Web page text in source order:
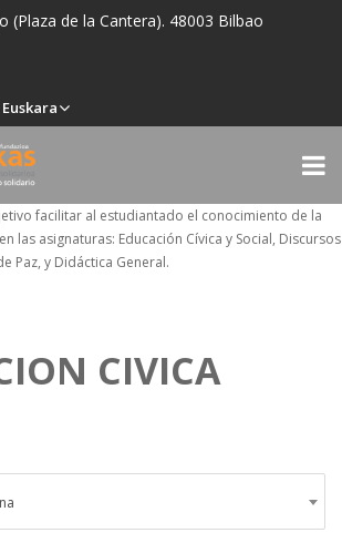
(Plaza de la Cantera). 48003 Bilbao
Euskara
facilitar al estudiantado el conocimiento de la
las asignaturas: Educación Cívica y Social, Discursos
Paz, y Didáctica General.
CIVICA